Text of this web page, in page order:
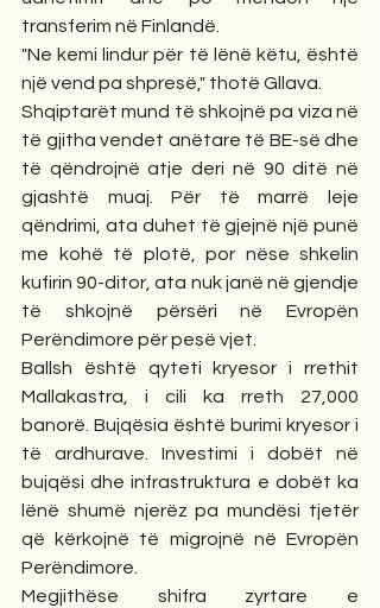
transferim në Finlandë.
"Ne kemi lindur për të lënë këtu, është
një vend pa shpresë," thotë Gllava.
Shqiptarët mund të shkojnë pa viza në
të gjitha vendet anëtare të BE-së dhe
të qëndrojnë atje deri në 90 ditë në
gjashtë muaj. Për të marrë leje
qëndrimi, ata duhet të gjejnë një punë
me kohë të plotë, por nëse shkelin
kufirin 90-ditor, ata nuk janë në gjendje
të shkojnë përsëri në Evropën
Perëndimore për pesë vjet.
Ballsh është qyteti kryesor i rrethit
Mallakastra, i cili ka rreth 27,000
banorë. Bujqësia është burimi kryesor i
të ardhurave. Investimi i dobët në
bujqësi dhe infrastruktura e dobët ka
lënë shumë njerëz pa mundësi tjetër
që kërkojnë të migrojnë në Evropën
Perëndimore.
Megjithëse shifra zyrtare e